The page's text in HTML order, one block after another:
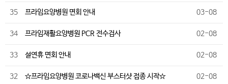
35 프라임요양병원 면회 안내 03-08
34 프라임재활요양병원 PCR 전수검사 02-08
33 설연휴 면회 안내 02-08
32 ☆프라임요양병원 코로나백신 부스터샷 접종 시작☆ 02-08